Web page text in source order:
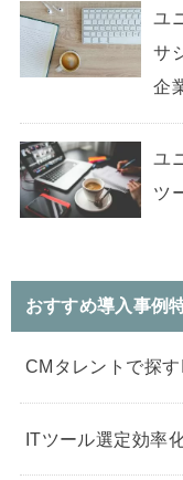
ユ
サ
企
ユ
ツ
おすすめ導入事例
CMタレントで探
ITツール選定効率